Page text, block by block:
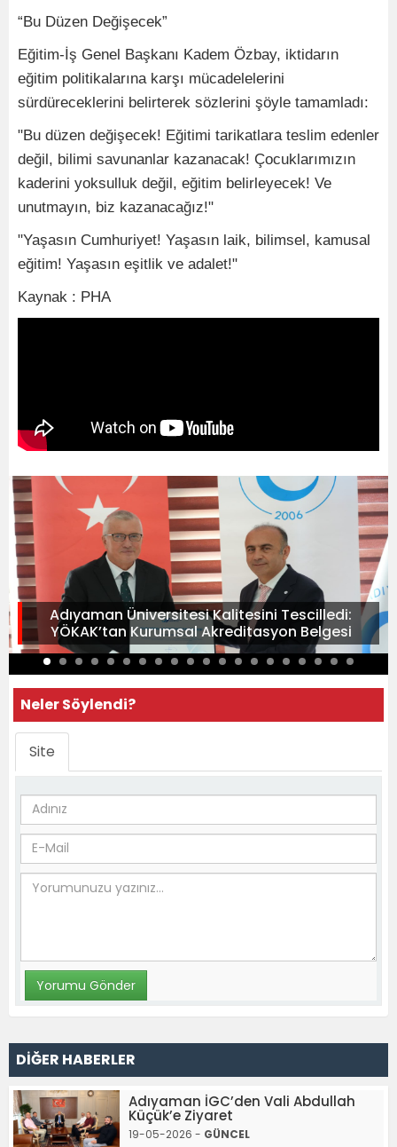
“Bu Düzen Değişecek”
Eğitim-İş Genel Başkanı Kadem Özbay, iktidarın
eğitim politikalarına karşı mücadelelerini
sürdüreceklerini belirterek sözlerini şöyle tamamladı:
"Bu düzen değişecek! Eğitimi tarikatlara teslim edenler
değil, bilimi savunanlar kazanacak! Çocuklarımızın
kaderini yoksulluk değil, eğitim belirleyecek! Ve
unutmayın, biz kazanacağız!"
"Yaşasın Cumhuriyet! Yaşasın laik, bilimsel, kamusal
eğitim! Yaşasın eşitlik ve adalet!"
Kaynak : PHA
Adıyaman Üniversitesi Kalitesini Tescilledi:
YÖKAK’tan Kurumsal Akreditasyon Belgesi
Neler Söylendi?
Site
DİĞER HABERLER
Adıyaman İGC’den Vali Abdullah
Küçük’e Ziyaret
19-05-2026 - GÜNCEL